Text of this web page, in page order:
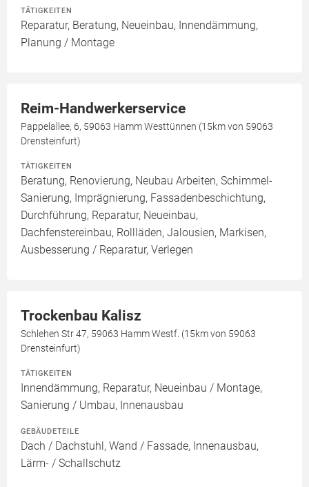
TÄTIGKEITEN
Reparatur, Beratung, Neueinbau, Innendämmung,
Planung / Montage
Reim-Handwerkerservice
Pappelallee, 6, 59063 Hamm Westtünnen (15km von 59063
Drensteinfurt)
TÄTIGKEITEN
Beratung, Renovierung, Neubau Arbeiten, Schimmel-
Sanierung, Imprägnierung, Fassadenbeschichtung,
Durchführung, Reparatur, Neueinbau,
Dachfenstereinbau, Rollläden, Jalousien, Markisen,
Ausbesserung / Reparatur, Verlegen
Trockenbau Kalisz
Schlehen Str 47, 59063 Hamm Westf. (15km von 59063
Drensteinfurt)
TÄTIGKEITEN
Innendämmung, Reparatur, Neueinbau / Montage,
Sanierung / Umbau, Innenausbau
GEBÄUDETEILE
Dach / Dachstuhl, Wand / Fassade, Innenausbau,
Lärm- / Schallschutz